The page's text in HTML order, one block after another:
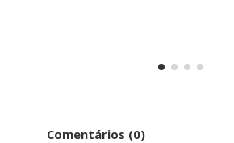
Comentários (0)